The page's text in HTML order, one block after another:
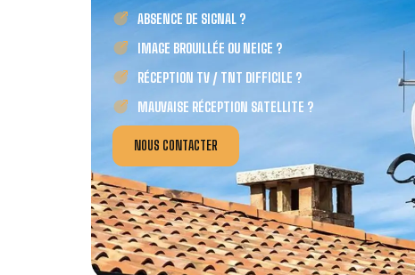
ABSENCE DE SIGNAL ?
IMAGE BROUILLÉE OU NEIGE ?
RÉCEPTION TV / TNT DIFFICILE ?
MAUVAISE RÉCEPTION SATELLITE ?
NOUS CONTACTER